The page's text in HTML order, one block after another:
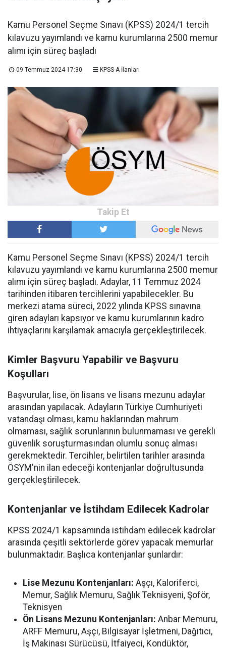
Kamu Personel Seçme Sınavı (KPSS) 2024/1 tercih
kılavuzu yayımlandı ve kamu kurumlarına 2500 memur
alımı için süreç başladı
09 Temmuz 2024 17:30 KPSS-A İlanları
Kamu Personel Seçme Sınavı (KPSS) 2024/1 tercih
kılavuzu yayımlandı ve kamu kurumlarına 2500 memur
alımı için süreç başladı. Adaylar, 11 Temmuz 2024
tarihinden itibaren tercihlerini yapabilecekler. Bu
merkezi atama süreci, 2022 yılında KPSS sınavına
giren adayları kapsıyor ve kamu kurumlarının kadro
ihtiyaçlarını karşılamak amacıyla gerçekleştirilecek.
Kimler Başvuru Yapabilir ve Başvuru
Koşulları
Başvurular, lise, ön lisans ve lisans mezunu adaylar
arasından yapılacak. Adayların Türkiye Cumhuriyeti
vatandaşı olması, kamu haklarından mahrum
olmaması, sağlık sorunlarının bulunmaması ve gerekli
güvenlik soruşturmasından olumlu sonuç alması
gerekmektedir. Tercihler, belirtilen tarihler arasında
ÖSYM'nin ilan edeceği kontenjanlar doğrultusunda
gerçekleştirilecek.
Kontenjanlar ve İstihdam Edilecek Kadrolar
KPSS 2024/1 kapsamında istihdam edilecek kadrolar
arasında çeşitli sektörlerde görev yapacak memurlar
bulunmaktadır. Başlıca kontenjanlar şunlardır:
Lise Mezunu Kontenjanları: Aşçı, Kaloriferci,
Memur, Sağlık Memuru, Sağlık Teknisyeni, Şoför,
Teknisyen
Ön Lisans Mezunu Kontenjanları: Anbar Memuru,
ARFF Memuru, Aşçı, Bilgisayar İşletmeni, Dağıtıcı,
İş Makinası Sürücüsü, İtfaiyeci, Kondüktör,